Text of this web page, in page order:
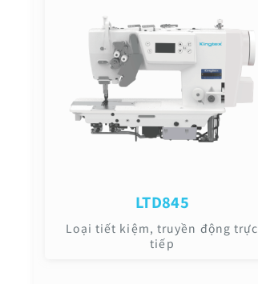
LTD845
Loại tiết kiệm, truyền động trực
tiếp